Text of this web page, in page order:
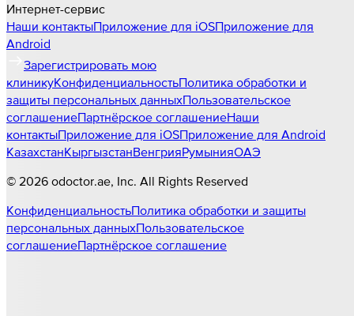
Интернет-сервис
Наши контактыПриложение для iOSПриложение для
Android
Зарегистрировать мою
клиникуКонфиденциальностьПолитика обработки и
защиты персональных данныхПользовательское
соглашениеПартнёрское соглашениеНаши
контактыПриложение для iOSПриложение для Android
КазахстанКыргызстанВенгрияРумынияОАЭ
© 2026 odoctor.ae, Inc. All Rights Reserved
КонфиденциальностьПолитика обработки и защиты
персональных данныхПользовательское
соглашениеПартнёрское соглашение